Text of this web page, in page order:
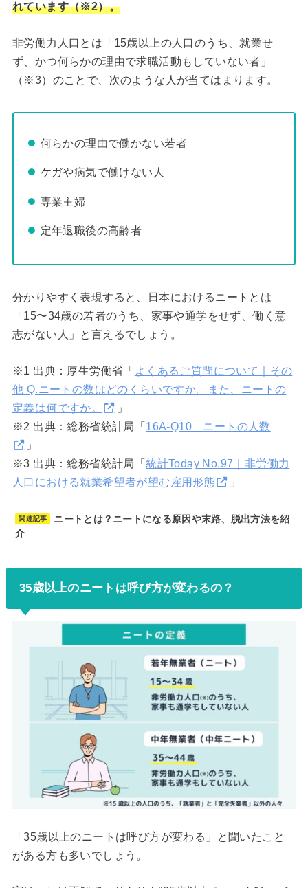
れています（※2）。
非労働力人口とは「15歳以上の人口のうち、就業せ
ず、かつ何らかの理由で求職活動もしていない者」
（※3）のことで、次のような人が当てはまります。
何らかの理由で働かない若者
ケガや病気で働けない人
専業主婦
定年退職後の高齢者
分かりやすく表現すると、日本におけるニートとは
「15〜34歳の若者のうち、家事や通学をせず、働く意
志がない人」と言えるでしょう。
※1 出典：厚生労働省「 よくあるご質問について｜その
他 Q.ニートの数はどのくらいですか。また、ニートの
定義は何ですか。
」
※2 出典：総務省統計局「 16A-Q10 ニートの人数
」
※3 出典：総務省統計局「統計Today No.97｜非労働力
人口における就業希望者が望む雇用形態
」
関連記事
ニートとは？ニートになる原因や末路、脱出方法を紹
介
35歳以上のニートは呼び方が変わるの？
「35歳以上のニートは呼び方が変わる」と聞いたこと
がある方も多いでしょう。